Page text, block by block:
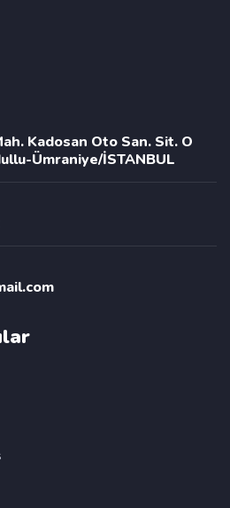
Kadosan Oto San. Sit. O
Ümraniye/İSTANBUL